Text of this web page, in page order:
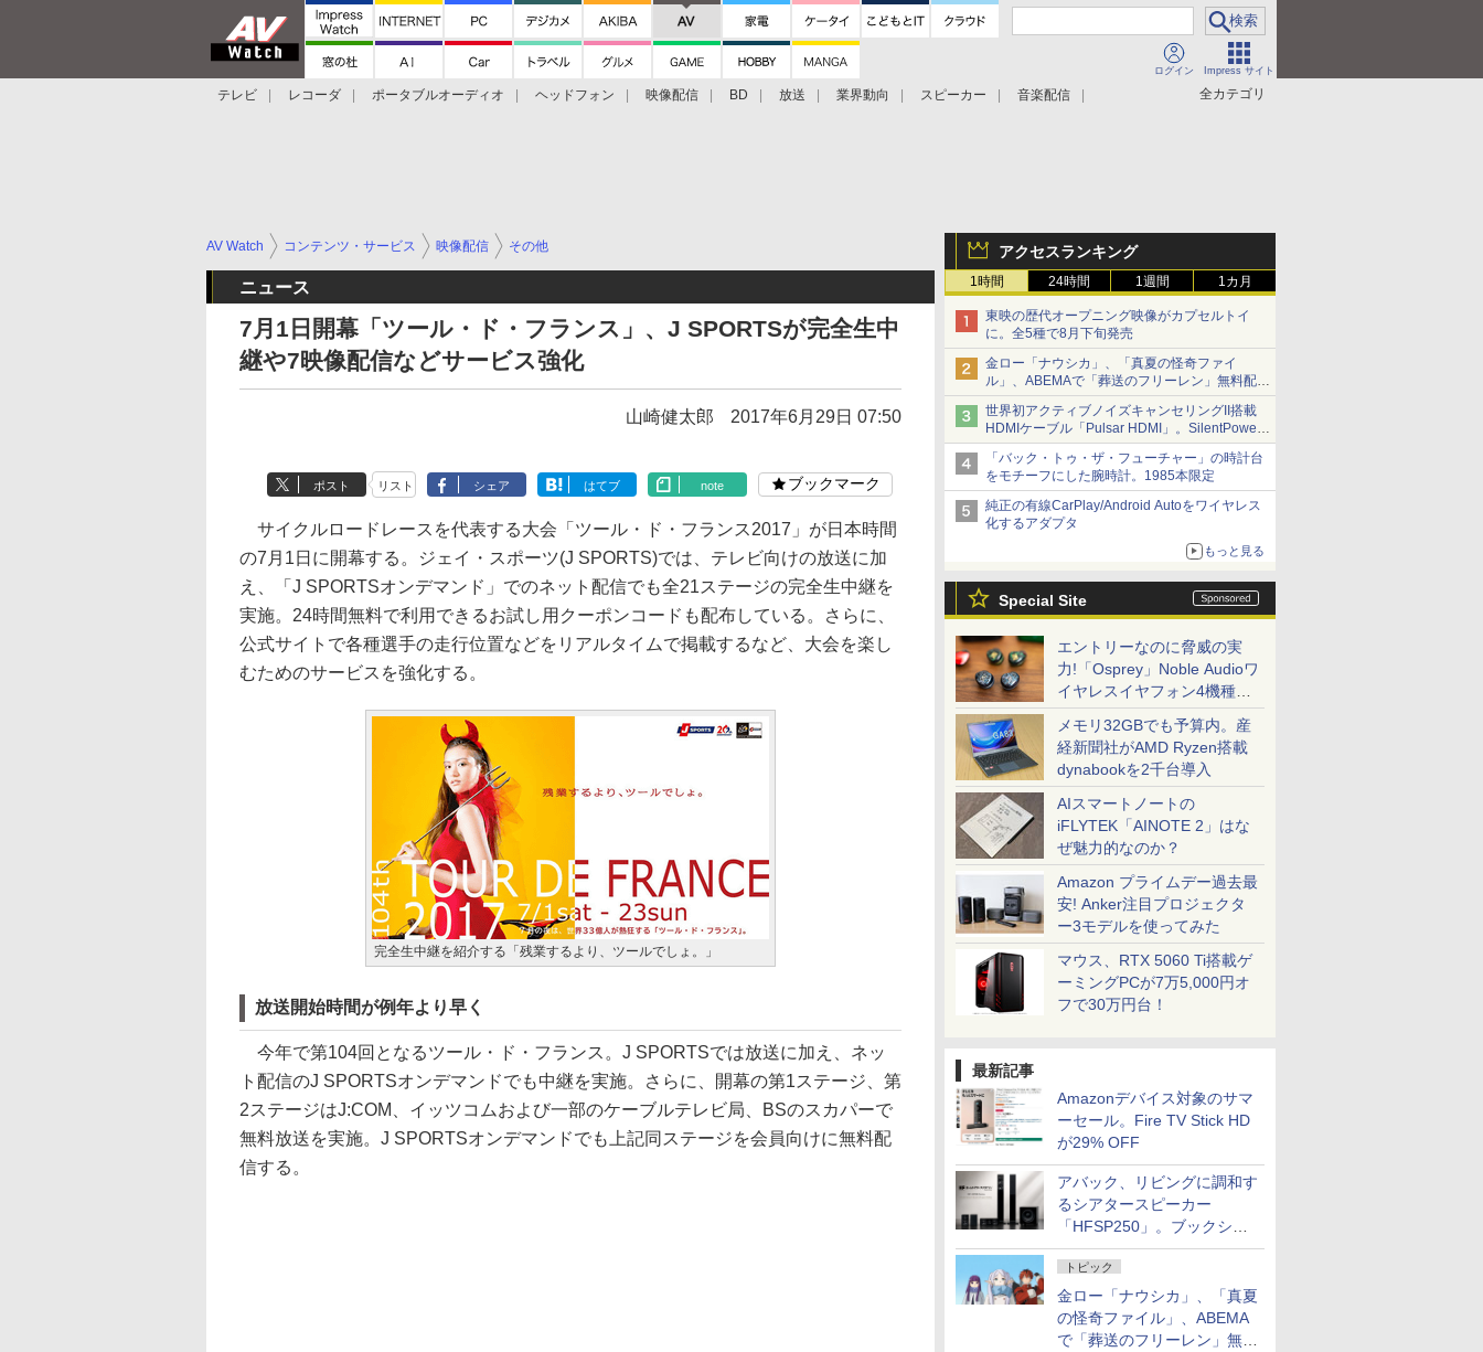
ログイン Impress サイト
全カテゴリ
テレビ レコーダ ポータブルオーディオ ヘッドフォン 映像配信 BD 放送 業界動向 スピーカー
音楽配信
アクセスランキング
1時間 24時間 1週間 1カ月
東映の歴代オープニング映像がカプセルトイ
に。全5種で8月下旬発売
金ロー「ナウシカ」、「真夏の怪奇ファイ
ル」、ABEMAで「葬送のフリーレン」無料配信
など。夏の特番・配信情報
世界初アクティブノイズキャンセリングII搭載
HDMIケーブル「Pulsar HDMI」。SilentPower
から
「バック・トゥ・ザ・フューチャー」の時計台
をモチーフにした腕時計。1985本限定
純正の有線CarPlay/Android Autoをワイヤレス
化するアダプタ
もっと見る
Special Site
エントリーなのに脅威の実
力!「Osprey」Noble Audioワ
イヤレスイヤフォン4機種を
一気に聴く
メモリ32GBでも予算内。産
経新聞社がAMD Ryzen搭載
dynabookを2千台導入
AIスマートノートの
iFLYTEK「AINOTE 2」はな
ぜ魅力的なのか？
Amazon プライムデー過去最
安! Anker注目プロジェクタ
ー3モデルを使ってみた
マウス、RTX 5060 Ti搭載ゲ
ーミングPCが7万5,000円オ
フで30万円台！
最新記事
Amazonデバイス対象のサマ
ーセール。Fire TV Stick HD
が29% OFF
アバック、リビングに調和す
るシアタースピーカー
「HFSP250」。ブックシェ
ルフはペア3万円以下
トピック
金ロー「ナウシカ」、「真夏
の怪奇ファイル」、ABEMA
で「葬送のフリーレン」無料
AV Watch コンテンツ・サービス 映像配信 その他
ニュース
7月1日開幕「ツール・ド・フランス」、J SPORTSが完全生中
継や7映像配信などサービス強化
山崎健太郎 2017年6月29日 07:50
ポスト リスト シェア はてブ note ブックマーク
サイクルロードレースを代表する大会「ツール・ド・フランス2017」が日本時間
の7月1日に開幕する。ジェイ・スポーツ(J SPORTS)では、テレビ向けの放送に加
え、「J SPORTSオンデマンド」でのネット配信でも全21ステージの完全生中継を
実施。24時間無料で利用できるお試し用クーポンコードも配布している。さらに、
公式サイトで各種選手の走行位置などをリアルタイムで掲載するなど、大会を楽し
むためのサービスを強化する。
完全生中継を紹介する「残業するより、ツールでしょ。」
放送開始時間が例年より早く
今年で第104回となるツール・ド・フランス。J SPORTSでは放送に加え、ネッ
ト配信のJ SPORTSオンデマンドでも中継を実施。さらに、開幕の第1ステージ、第
2ステージはJ:COM、イッツコムおよび一部のケーブルテレビ局、BSのスカパーで
無料放送を実施。J SPORTSオンデマンドでも上記同ステージを会員向けに無料配
信する。